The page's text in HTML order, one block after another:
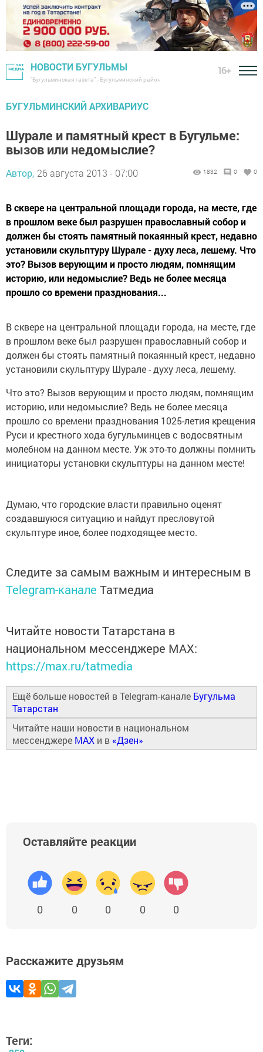
НОВОСТИ БУГУЛЬМЫ
"Бугульминская газета" - Бугульминский район
16+
БУГУЛЬМИНСКИЙ АРХИВАРИУС
Шурале и памятный крест в Бугульме:
вызов или недомыслие?
Автор, 26 августа 2013 - 07:00 1832 0 0
В сквере на центральной площади города, на месте, где
в прошлом веке был разрушен православный собор и
должен бы стоять памятный покаянный крест, недавно
установили скульптуру Шурале - духу леса, лешему. Что
это? Вызов верующим и просто людям, помнящим
историю, или недомыслие? Ведь не более месяца
прошло со времени празднования...
В сквере на центральной площади города, на месте, где
в прошлом веке был разрушен православный собор и
должен бы стоять памятный покаянный крест, недавно
установили скульптуру Шурале - духу леса, лешему.
Что это? Вызов верующим и просто людям, помнящим
историю, или недомыслие? Ведь не более месяца
прошло со времени празднования 1025-летия крещения
Руси и крестного хода бугульминцев с водосвятным
молебном на данном месте. Уж это-то должны помнить
инициаторы установки скульптуры на данном месте!
Думаю, что городские власти правильно оценят
создавшуюся ситуацию и найдут пресловутой
скульптуре иное, более подходящее место.
Следите за самым важным и интересным в
Telegram-канале Татмедиа
Читайте новости Татарстана в
национальном мессенджере MАХ:
https://max.ru/tatmedia
Ещё больше новостей в Telegram-канале Бугульма
Татарстан
Читайте наши новости в национальном
мессенджере MAX и в «Дзен»
Оставляйте реакции
0 0 0 0 0
Расскажите друзьям
Теги: